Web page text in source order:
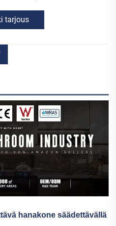
tarjous
hanakone säädettävällä